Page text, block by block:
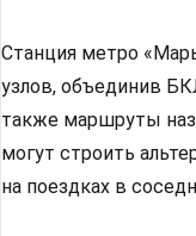
Станция метро
узлов, объединив
также маршруты
могут строить
на поездках в